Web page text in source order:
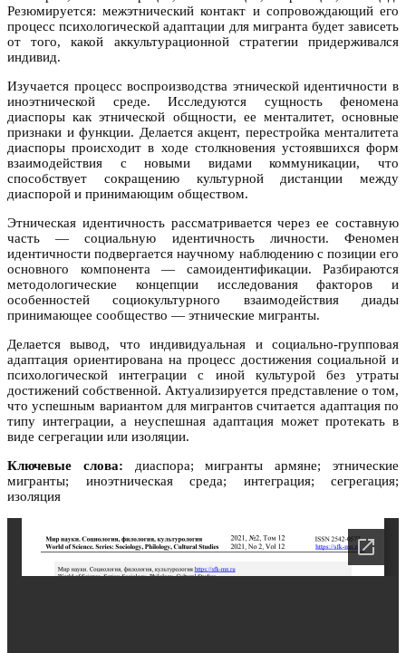
Резюмируется: межэтнический контакт и сопровождающий его
процесс психологической адаптации для мигранта будет зависеть
от того, какой аккультурационной стратегии придерживался
индивид.
Изучается процесс воспроизводства этнической идентичности в
иноэтнической среде. Исследуются сущность феномена
диаспоры как этнической общности, ее менталитет, основные
признаки и функции. Делается акцент, перестройка менталитета
диаспоры происходит в ходе столкновения устоявшихся форм
взаимодействия с новыми видами коммуникации, что
способствует сокращению культурной дистанции между
диаспорой и принимающим обществом.
Этническая идентичность рассматривается через ее составную
часть — социальную идентичность личности. Феномен
идентичности подвергается научному наблюдению с позиции его
основного компонента — самоидентификации. Разбираются
методологические концепции исследования факторов и
особенностей социокультурного взаимодействия диады
принимающее сообщество — этнические мигранты.
Делается вывод, что индивидуальная и социально-групповая
адаптация ориентирована на процесс достижения социальной и
психологической интеграции с иной культурой без утраты
достижений собственной. Актуализируется представление о том,
что успешным вариантом для мигрантов считается адаптация по
типу интеграции, а неуспешная адаптация может протекать в
виде сегрегации или изоляции.
Ключевые слова: диаспора; мигранты армяне; этнические
мигранты; иноэтническая среда; интеграция; сегрегация;
изоляция